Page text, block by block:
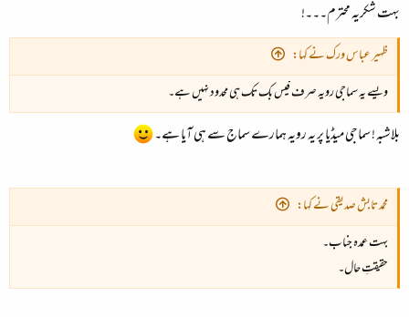
بہت شکریہ محترم۔۔۔!
ظہیر عباس ورک نے کہا:
ویسے یہ سماجی رویہ صرف فیس بک تک ہی محدود نہیں ہے۔
بلاشبہ ! سماجی میڈیا پر یہ رویہ ہمارے سماج سے ہی آیا ہے۔
محمد تابش صدیقی نے کہا:
بہت عمدہ جناب۔
حقیقتِ حال۔